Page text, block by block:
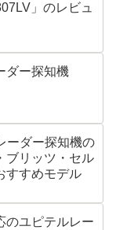
」のレビュ
ダー探知機
ーダー探知機の
ブリッツ・セル
すすめモデル
のユピテルレー